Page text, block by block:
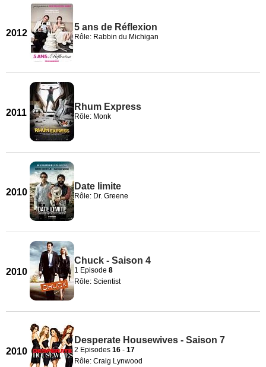
2012
5 ans de Réflexion
Rôle: Rabbin du Michigan
2011
Rhum Express
Rôle: Monk
2010
Date limite
Rôle: Dr. Greene
2010
Chuck - Saison 4
1 Episode 8
Rôle: Scientist
2010
Desperate Housewives - Saison 7
2 Episodes 16 - 17
Rôle: Craig Lynwood